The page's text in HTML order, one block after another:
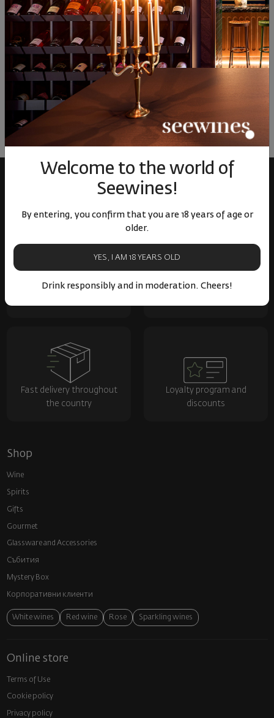
Purcari Rara Neagra 2022
| Рара Неагра
12 € 23 лв.
Purcari Chardonnay 2022
| Chardonnay
Welcome to the world of
Seewines!
By entering, you confirm that you are 18 years of age or
older.
YES, I AM 18 YEARS OLD
Drink responsibly and in moderation. Cheers!
Over 1300 wines from
Physical stores and
Fast delivery throughout
the country
Loyalty program and
discounts
Shop
Wine
Spirits
Gifts
Gourmet
Glassware and Аccessories
Събития
Mystery Box
Корпоративни клиенти
White wines Red wine Rose Sparkling wines
Online store
Terms of Use
Cookie policy
Privacy policy